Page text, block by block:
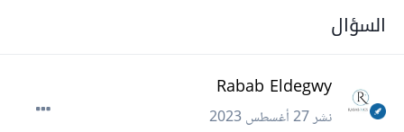
السؤال
Rabab Eldegwy
نشر27 أغسطس 2023